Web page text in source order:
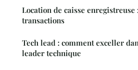
Location de caisse
transactions
Tech lead : comment exceller
leader technique